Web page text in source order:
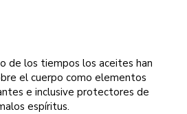
de los tiempos los aceites han
el cuerpo como elementos
e inclusive protectores de
espíritus.